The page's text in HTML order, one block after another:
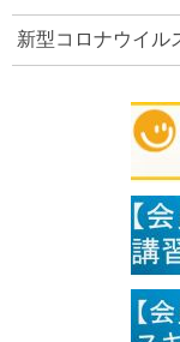
新型コロナウイル